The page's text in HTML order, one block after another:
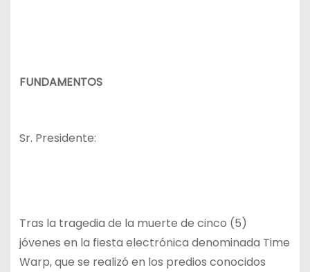
FUNDAMENTOS
Sr. Presidente:
Tras la tragedia de la muerte de cinco (5)
jóvenes en la fiesta electrónica denominada Time
Warp, que se realizó en los predios conocidos